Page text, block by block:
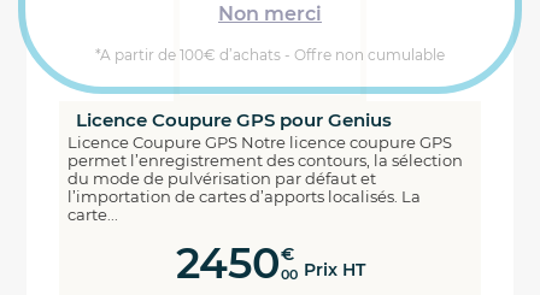
Licence Coupure GPS pour Genius
Licence Coupure GPS Notre licence coupure GPS
permet l’enregistrement des contours, la sélection
du mode de pulvérisation par défaut et
l’importation de cartes d’apports localisés. La
carte...
2450€
00 Prix HT
Non merci
*A partir de 100€ d’achats - Offre non cumulable